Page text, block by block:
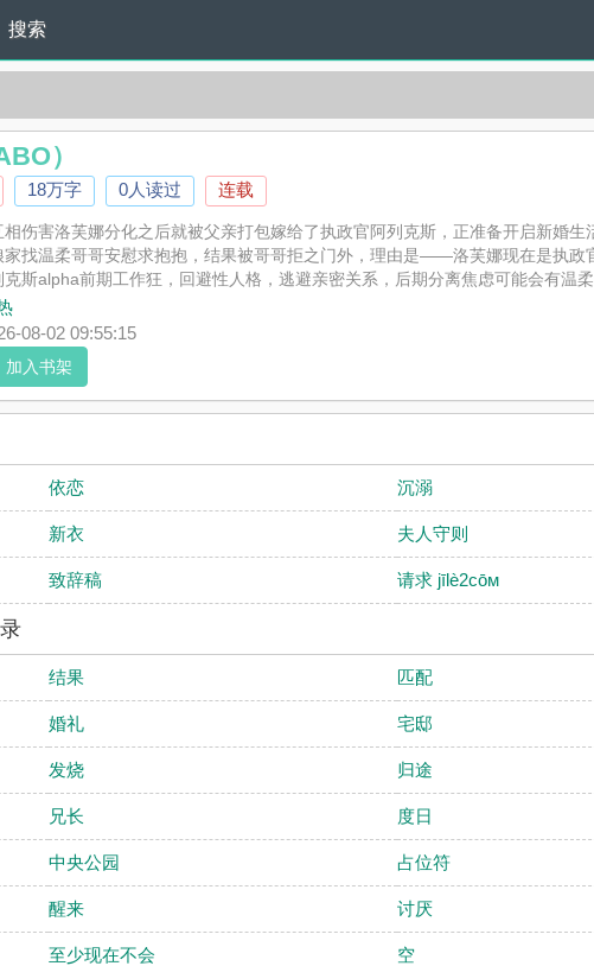
搜索
）
18万字 0人读过 连载
伤害洛芙娜分化之后就被父亲打包嫁给了执政官阿列克斯，正准备开启新婚
家找温柔哥哥安慰求抱抱，结果被哥哥拒之门外，理由是——洛芙娜现在是执
斯alpha前期工作狂，回避性人格，逃避亲密关系，后期分离焦虑可能会有温柔
》是图书馆二楼精心创作的情欲小说，耽美小说实时更新在产品（ABO）最
或者支持在产品（ABO）读者的观点。
08-02 09:55:15
加入书架
依恋 沉溺
新衣 夫人守则
致辞稿 请求 jīlè2cōм
结果 匹配
婚礼 宅邸
发烧 归途
兄长 度日
中央公园 占位符
醒来 讨厌
至少现在不会 空